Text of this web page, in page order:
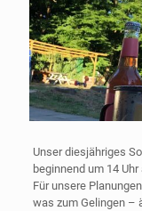
Unser diesjähriges
beginnend um 14
Für unsere
was zum Gelingen –